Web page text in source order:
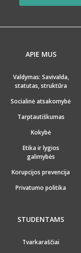
APIE MUS
Valdymas: Savivalda,
statutas, struktūra
Socialinė atsakomybė
Tarptautiškumas
Kokybė
Etika ir lygios
galimybės
Korupcijos prevencija
Privatumo politika
STUDENTAMS
Tvarkaraščiai